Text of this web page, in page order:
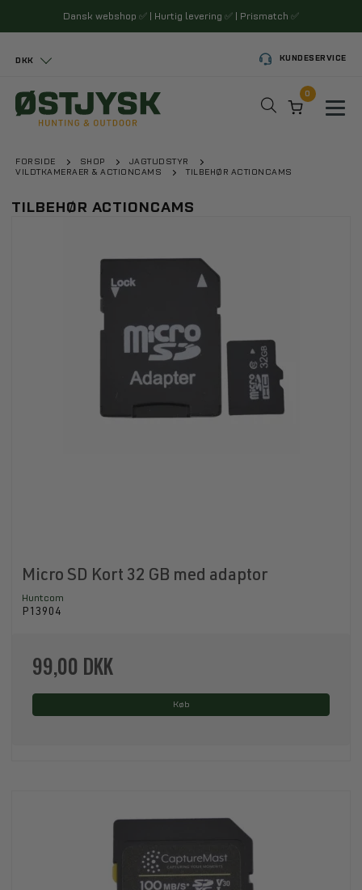
Dansk webshop ✅ | Hurtig levering ✅ | Prismatch ✅
DKK KUNDESERVICE
0
FORSIDE SHOP
JAGTUDSTYR
VILDTKAMERAER & ACTIONCAMS
TILBEHØR ACTIONCAMS
TILBEHØR ACTIONCAMS
Micro SD Kort 32 GB med adaptor
Huntcom
P13904
99,00 DKK
Køb